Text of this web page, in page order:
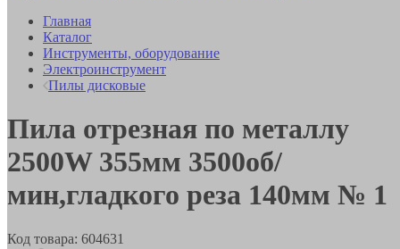
Главная
Каталог
Инструменты, оборудование
Электроинструмент
Пилы дисковые
Пила отрезная по металлу
2500W 355мм 3500об/
мин,гладкого реза 140мм № 1
Код товара: 604631